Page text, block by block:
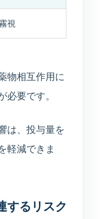
視
物相互作用に
必要です。
は、投与量を
軽減できま
するリスク